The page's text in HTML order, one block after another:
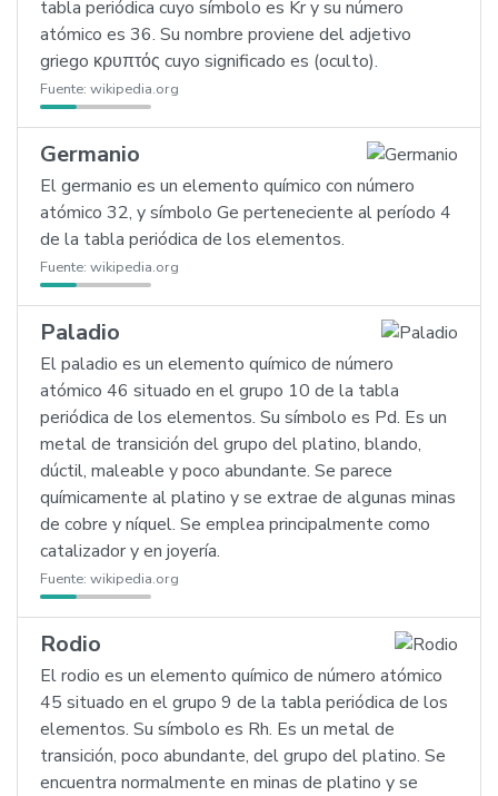
tabla periódica cuyo símbolo es Kr y su número
atómico es 36. Su nombre proviene del adjetivo
griego κρυπτός cuyo significado es (oculto).
Fuente: wikipedia.org
Germanio
El germanio es un elemento químico con número
atómico 32, y símbolo Ge perteneciente al período 4
de la tabla periódica de los elementos.
Fuente: wikipedia.org
Paladio
El paladio es un elemento químico de número
atómico 46 situado en el grupo 10 de la tabla
periódica de los elementos. Su símbolo es Pd. Es un
metal de transición del grupo del platino, blando,
dúctil, maleable y poco abundante. Se parece
químicamente al platino y se extrae de algunas minas
de cobre y níquel. Se emplea principalmente como
catalizador y en joyería.
Fuente: wikipedia.org
Rodio
El rodio es un elemento químico de número atómico
45 situado en el grupo 9 de la tabla periódica de los
elementos. Su símbolo es Rh. Es un metal de
transición, poco abundante, del grupo del platino. Se
encuentra normalmente en minas de platino y se